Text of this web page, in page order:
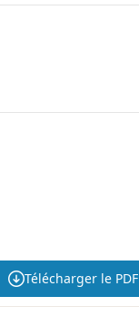
Télécharger le PDF